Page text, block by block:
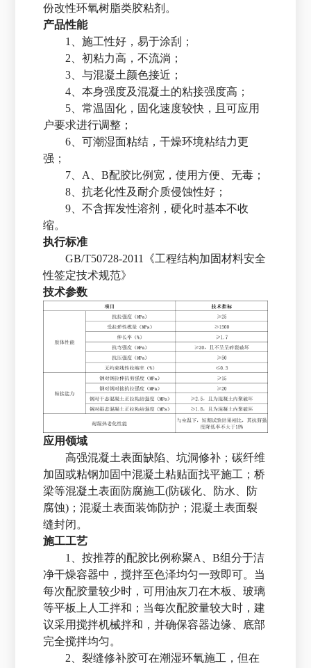
份改性环氧树脂类胶粘剂。
产品性能
1、施工性好，易于涂刮；
2、初粘力高，不流淌；
3、与混凝土颜色接近；
4、本身强度及混凝土的粘接强度高；
5、常温固化，固化速度较快，且可应用
户要求进行调整；
6、可潮湿面粘结，干燥环境粘结力更
强；
7、A、B配胶比例宽，使用方便、无毒；
8、抗老化性及耐介质侵蚀性好；
9、不含挥发性溶剂，硬化时基本不收
缩。
执行标准
GB/T50728-2011《工程结构加固材料安全
性签定技术规范》
技术参数
应用领域
高强混凝土表面缺陷、坑洞修补；碳纤维
加固或粘钢加固中混凝土粘贴面找平施工；桥
梁等混凝土表面防腐施工(防碳化、防水、防
腐蚀)；混凝土表面装饰防护；混凝土表面裂
缝封闭。
施工工艺
1、按推荐的配胶比例称聚A、B组分于洁
净干燥容器中，搅拌至色泽均匀一致即可。当
每次配胶量较少时，可用油灰刀在木板、玻璃
等平板上人工拌和；当每次配胶量较大时，建
议采用搅拌机械拌和，并确保容器边缘、底部
完全搅拌均匀。
2、裂缝修补胶可在潮湿环氧施工，但在